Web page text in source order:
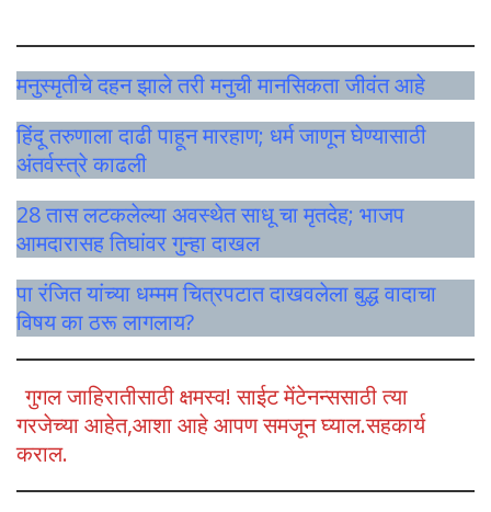
मनुस्मृतीचे दहन झाले तरी मनुची मानसिकता जीवंत आहे
हिंदू तरुणाला दाढी पाहून मारहाण; धर्म जाणून घेण्यासाठी
अंतर्वस्त्रे काढली
28 तास लटकलेल्या अवस्थेत साधू चा मृतदेह; भाजप
आमदारासह तिघांवर गुन्हा दाखल
पा रंजित यांच्या धम्मम चित्रपटात दाखवलेला बुद्ध वादाचा
विषय का ठरू लागलाय?
गुगल जाहिरातीसाठी क्षमस्व! साईट मेंटेनन्ससाठी त्या
गरजेच्या आहेत,आशा आहे आपण समजून घ्याल.सहकार्य
कराल.